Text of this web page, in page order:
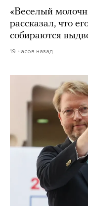
«Веселый
рассказал, что
собираются
19 часов назад